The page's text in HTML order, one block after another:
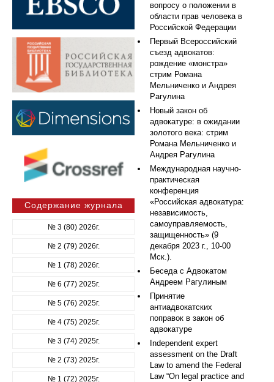
Содержание журнала
№ 3 (80) 2026г.
№ 2 (79) 2026г.
№ 1 (78) 2026г.
№ 6 (77) 2025г.
№ 5 (76) 2025г.
№ 4 (75) 2025г.
№ 3 (74) 2025г.
№ 2 (73) 2025г.
№ 1 (72) 2025г.
вопросу о положении в
области прав человека в
Российской Федерации
Первый Всероссийский
съезд адвокатов:
рождение «монстра»
стрим Романа
Мельниченко и Андрея
Рагулина
Новый закон об
адвокатуре: в ожидании
золотого века: стрим
Романа Мельниченко и
Андрея Рагулина
Международная научно-
практическая
конференция
«Российская адвокатура:
независимость,
самоуправляемость,
защищенность» (9
декабря 2023 г., 10-00
Мск.).
Беседа с Адвокатом
Андреем Рагулиным
Принятие
антиадвокатских
поправок в закон об
адвокатуре
Independent expert
assessment on the Draft
Law to amend the Federal
Law “On legal practice and